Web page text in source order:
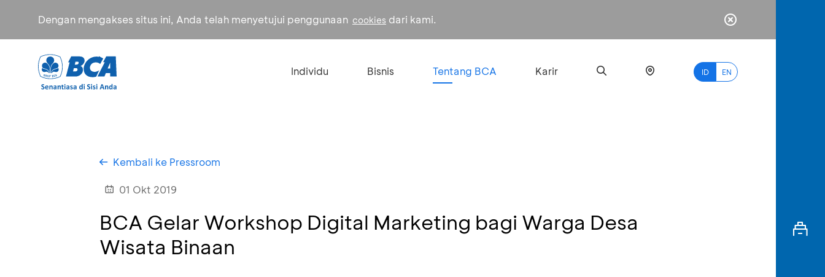
Dengan mengakses situs ini, Anda telah menyetujui penggunaan cookies dari kami.
Individu Bisnis Tentang BCA Karir ID EN
myBCA
Kembali ke Pressroom
01 Okt 2019
BCA Gelar Workshop Digital Marketing bagi Warga Desa
Wisata Binaan